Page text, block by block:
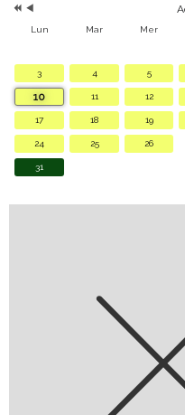
Lun Mar Mer
3 4 5
10 11 12
17 18 19
24 25 26
31